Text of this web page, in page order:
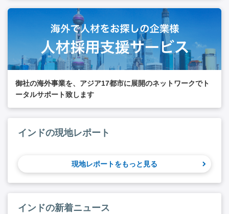
御社の海外事業を、アジア17都市に展開のネットワークでト
ータルサポート致します
インドの現地レポート
現地レポートをもっと見る
インドの新着ニュース